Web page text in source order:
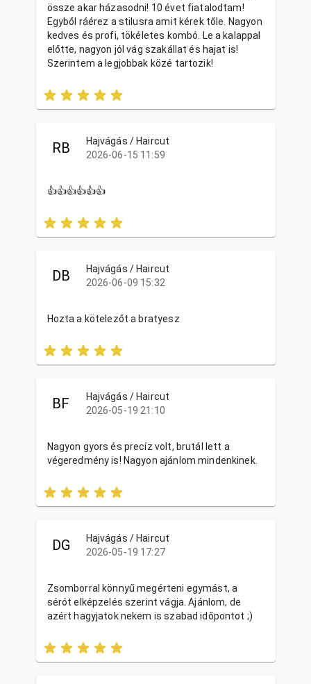
össze akar házasodni! 10 évet fiatalodtam!
Egyből ráérez a stilusra amit kérek tőle. Nagyon
kedves és profi, tökéletes kombó. Le a kalappal
előtte, nagyon jól vág szakállat és hajat is!
Szerintem a legjobbak közé tartozik!
RB
Hajvágás / Haircut
2026-06-15 11:59
👍👍👍👍👍👍
DB
Hajvágás / Haircut
2026-06-09 15:32
Hozta a kötelezőt a bratyesz
BF
Hajvágás / Haircut
2026-05-19 21:10
Nagyon gyors és precíz volt, brutál lett a
végeredmény is! Nagyon ajánlom mindenkinek.
DG
Hajvágás / Haircut
2026-05-19 17:27
Zsomborral könnyű megérteni egymást, a
sérót elképzelés szerint vágja. Ajánlom, de
azért hagyjatok nekem is szabad időpontot ;)